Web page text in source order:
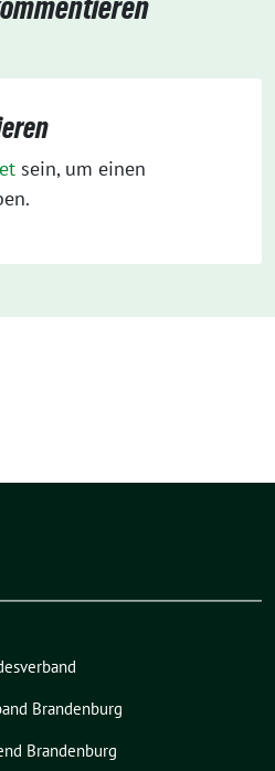
sein, um einen
Brandenburg
Brandenburg